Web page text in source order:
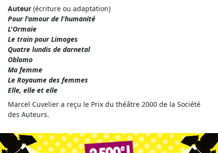
Auteur (écriture ou adaptation)
Pour l'amour de l'humanité
L'Ormaie
Le train pour Limoges
Quatre lundis de darnetal
Oblomo
Ma femme
Le Royaume des femmes
Elle, elle et elle
Marcel Cuvelier a reçu le Prix du théâtre 2000 de la Société
des Auteurs.